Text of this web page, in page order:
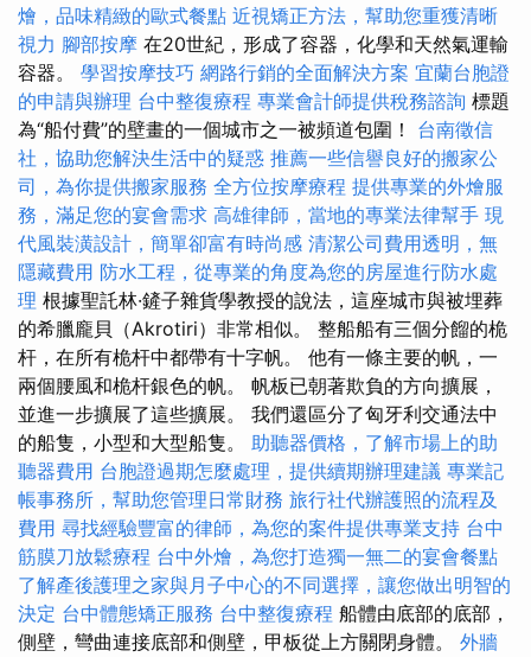
燴，品味精緻的歐式餐點 近視矯正方法，幫助您重獲清晰
視力 腳部按摩 在20世紀，形成了容器，化學和天然氣運輸
容器。 學習按摩技巧 網路行銷的全面解決方案 宜蘭台胞證
的申請與辦理 台中整復療程 專業會計師提供稅務諮詢 標題
為“船付費”的壁畫的一個城市之一被頻道包圍！ 台南徵信
社，協助您解決生活中的疑惑 推薦一些信譽良好的搬家公
司，為你提供搬家服務 全方位按摩療程 提供專業的外燴服
務，滿足您的宴會需求 高雄律師，當地的專業法律幫手 現
代風裝潢設計，簡單卻富有時尚感 清潔公司費用透明，無
隱藏費用 防水工程，從專業的角度為您的房屋進行防水處
理 根據聖託林·鏟子雜貨學教授的說法，這座城市與被埋葬
的希臘龐貝（Akrotiri）非常相似。 整船船有三個分餾的桅
杆，在所有桅杆中都帶有十字帆。 他有一條主要的帆，一
兩個腰風和桅杆銀色的帆。 帆板已朝著欺負的方向擴展，
並進一步擴展了這些擴展。 我們還區分了匈牙利交通法中
的船隻，小型和大型船隻。 助聽器價格，了解市場上的助
聽器費用 台胞證過期怎麼處理，提供續期辦理建議 專業記
帳事務所，幫助您管理日常財務 旅行社代辦護照的流程及
費用 尋找經驗豐富的律師，為您的案件提供專業支持 台中
筋膜刀放鬆療程 台中外燴，為您打造獨一無二的宴會餐點
了解產後護理之家與月子中心的不同選擇，讓您做出明智的
決定 台中體態矯正服務 台中整復療程 船體由底部的底部，
側壁，彎曲連接底部和側壁，甲板從上方關閉身體。 外牆